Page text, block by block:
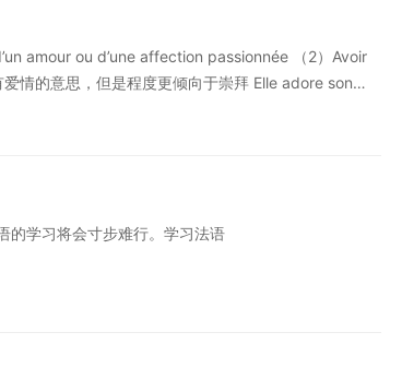
； 进行， 实行， 实施， 完成： faire la révolution
moisson 收割 faire un nettoyage 打扫 4. 从事； 学
la médecine [引]学医 faire l'école normale [引]在师
lit 整理床铺 faire les chaussures 刷皮鞋 faire la
amour ou d’une affection passionnée （2）Avoir
情的意思，但是程度更倾向于崇拜 Elle adore son
的学习将会寸步难行。学习法语